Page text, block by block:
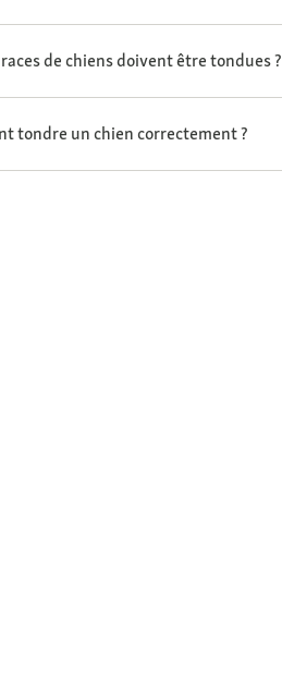
de chiens doivent être tondues ?
tondre un chien correctement ?